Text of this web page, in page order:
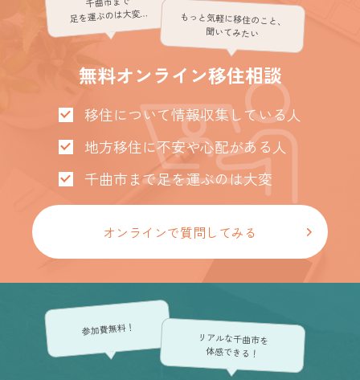
足を運ぶのは大変… もっと気軽に移住のこと、
聞いてみたい
無料オンライン移住相談
移住について情報収集している人
地方移住に不安や心配がある人
千曲市まで足を運ぶのは大変
オンラインで質問してみる
参加費無料！
リアルな千曲市を
体感できる！